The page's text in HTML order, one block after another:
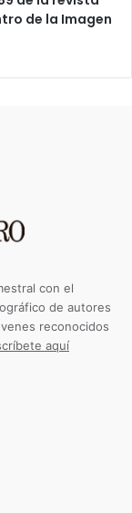
de la Imagen
con el
de autores
reconocidos
aquí